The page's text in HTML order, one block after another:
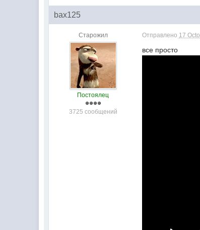
bax125
Старожил
Постоялец
3725 сообщений
Отправлено 17
все просто